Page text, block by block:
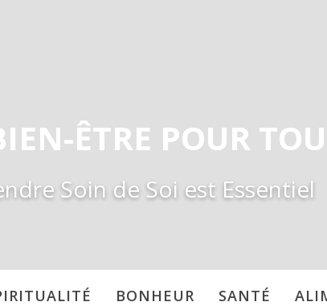
ÊTRE POUR
Soin de Soi est Essentiel
BONHEUR SANTÉ